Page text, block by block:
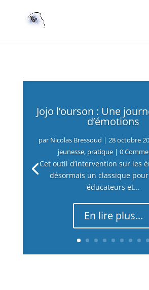
Jojo l’ourson : Une
d’émotions
par Nicolas Bressoud |28 octobre
jeunesse, pratique| 0
Cet outil d’intervention sur les
désormais un classique
éducateurs et...
En lire plus...